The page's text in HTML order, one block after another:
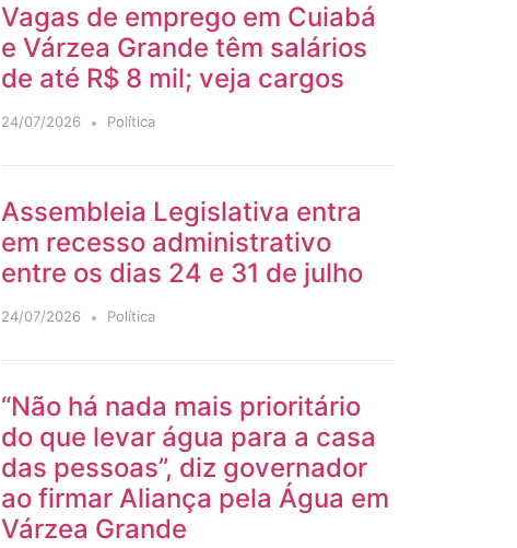
Vagas de emprego em Cuiabá
e Várzea Grande têm salários
de até R$ 8 mil; veja cargos
24/07/2026 Política
Assembleia Legislativa entra
em recesso administrativo
entre os dias 24 e 31 de julho
24/07/2026 Política
“Não há nada mais prioritário
do que levar água para a casa
das pessoas”, diz governador
ao firmar Aliança pela Água em
Várzea Grande